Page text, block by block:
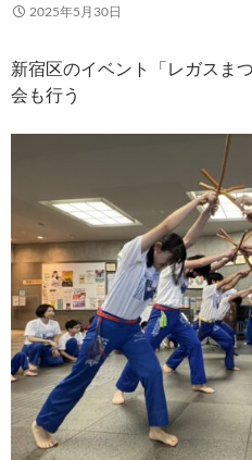
2025年5月30日
新宿区のイベント「レガスま
会も行う